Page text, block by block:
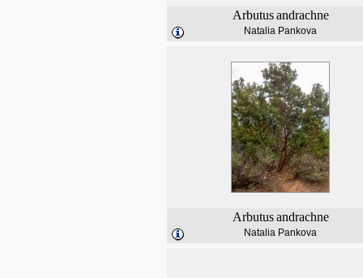
Arbutus andrachne
Natalia Pankova
Arbutus andrachne
Natalia Pankova